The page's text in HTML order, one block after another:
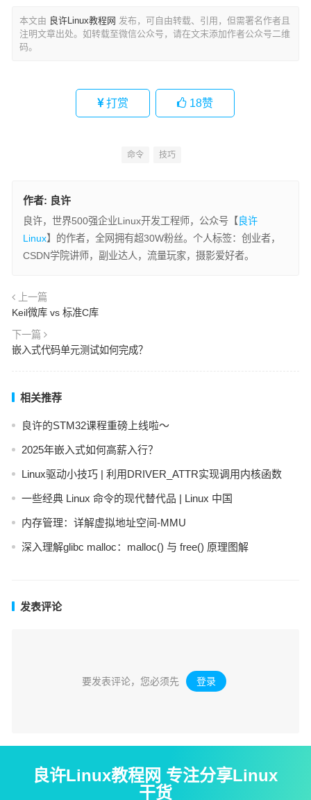
本文由 良许Linux教程网 发布，可自由转载、引用，但需署名作者且
注明文章出处。如转载至微信公众号，请在文末添加作者公众号二维
码。
打赏 18赞
命令 技巧
作者: 良许
良许，世界500强企业Linux开发工程师，公众号【 良许
Linux】的作者，全网拥有超30W粉丝。个人标签：创业者，
CSDN学院讲师，副业达人，流量玩家，摄影爱好者。
上一篇
Keil微库 vs 标准C库
下一篇
嵌入式代码单元测试如何完成？
相关推荐
良许的STM32课程重磅上线啦～
2025年嵌入式如何高薪入行？
Linux驱动小技巧 | 利用DRIVER_ATTR实现调用内核函数
一些经典 Linux 命令的现代替代品 | Linux 中国
内存管理：详解虚拟地址空间-MMU
深入理解glibc malloc：malloc() 与 free() 原理图解
发表评论
要发表评论，您必须先 登录 。
良许Linux教程网 专注分享Linux
干货